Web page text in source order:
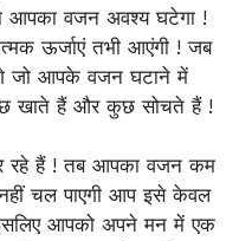
आपका वजन अवश्य घटेगा !
ऊर्जाएं तभी आएंगी ! जब
जो आपके वजन घटाने में
खाते हैं और कुछ सोचते हैं !
रहे हैं ! तब आपका वजन कम
चल पाएगी आप इसे केवल
आपको अपने मन में एक